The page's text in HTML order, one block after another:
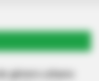
género urbano